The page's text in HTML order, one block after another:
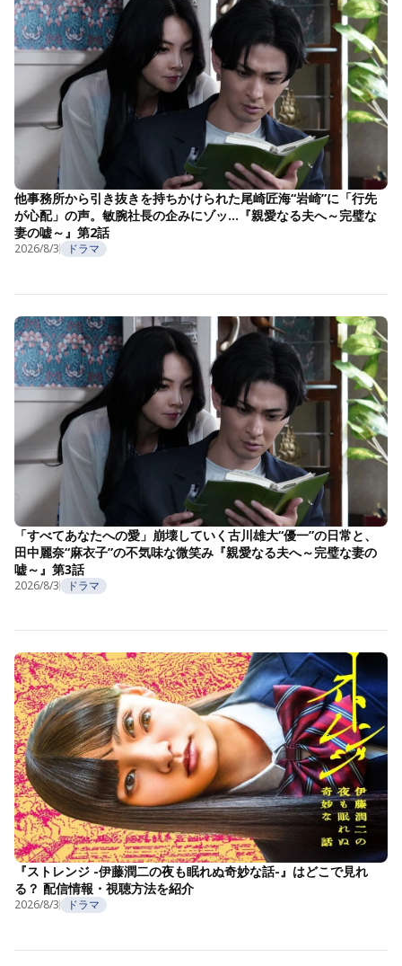
他事務所から引き抜きを持ちかけられた尾崎匠海“岩崎”に「行先
が心配」の声。敏腕社長の企みにゾッ…『親愛なる夫へ～完璧な
妻の嘘～』第2話
2026/8/3 ドラマ
「すべてあなたへの愛」崩壊していく古川雄大“優一”の日常と、
田中麗奈“麻衣子”の不気味な微笑み『親愛なる夫へ～完璧な妻の
嘘～』第3話
2026/8/3 ドラマ
『ストレンジ -伊藤潤二の夜も眠れぬ奇妙な話-』はどこで見れ
る？ 配信情報・視聴方法を紹介
2026/8/3 ドラマ